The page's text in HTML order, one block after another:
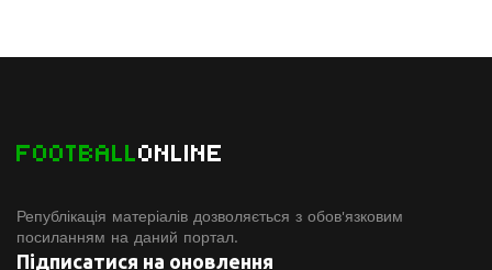
FOOTBALLONLINE
Републікація матеріалів дозволяється з обов'язковим
посиланням на даний портал.
Підписатися на оновлення